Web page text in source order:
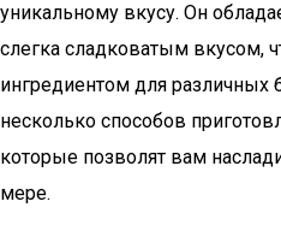
уникальному вкусу. Он
слегка сладковатым вкусом,
ингредиентом для
несколько способов
которые позволят вам
мере.